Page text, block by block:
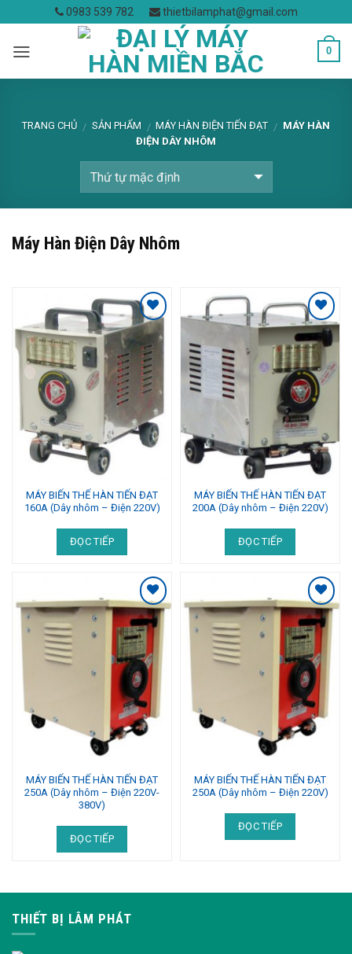
to
content
0983 539 782 thietbilamphat@gmail.com
0
TRANG CHỦ / SẢN PHẨM / MÁY HÀN ĐIỆN TIẾN ĐẠT / MÁY HÀN
ĐIỆN DÂY NHÔM
Máy Hàn Điện Dây Nhôm
Add to
Wishlist
MÁY BIẾN THẾ HÀN TIẾN ĐẠT
160A (Dây nhôm – Điện 220V)
ĐỌC TIẾP
Add to
Wishlist
MÁY BIẾN THẾ HÀN TIẾN ĐẠT
200A (Dây nhôm – Điện 220V)
ĐỌC TIẾP
Add to
Wishlist
MÁY BIẾN THẾ HÀN TIẾN ĐẠT
250A (Dây nhôm – Điện 220V-
380V)
ĐỌC TIẾP
Add to
Wishlist
MÁY BIẾN THẾ HÀN TIẾN ĐẠT
250A (Dây nhôm – Điện 220V)
ĐỌC TIẾP
THIẾT BỊ LÂM PHÁT